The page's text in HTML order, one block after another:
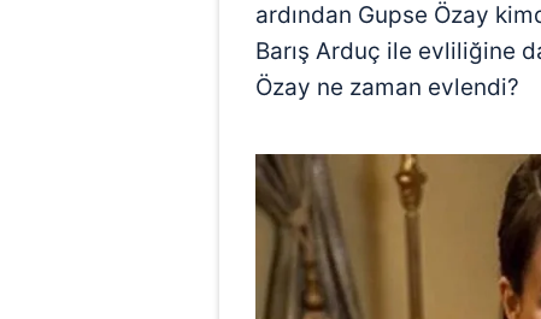
ardından Gupse Özay
Barış Arduç ile evliliğine
Özay ne zaman evlendi?